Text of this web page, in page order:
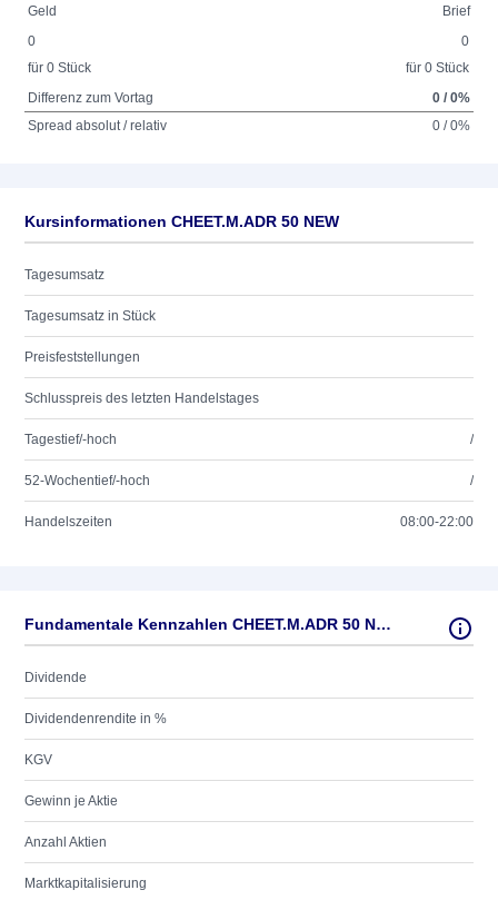
Geld
Brief
0
für 0 Stück
0
für 0 Stück
Differenz zum Vortag
0 / 0%
Spread absolut / relativ
0 / 0%
Kursinformationen CHEET.M.ADR 50 NEW
Tagesumsatz
Tagesumsatz in Stück
Preisfeststellungen
Schlusspreis des letzten Handelstages
Tagestief/-hoch /
52-Wochentief/-hoch /
Handelszeiten 08:00-22:00
Fundamentale Kennzahlen CHEET.M.ADR 50 NEW
Dividende
Dividendenrendite in %
KGV
Gewinn je Aktie
Anzahl Aktien
Marktkapitalisierung